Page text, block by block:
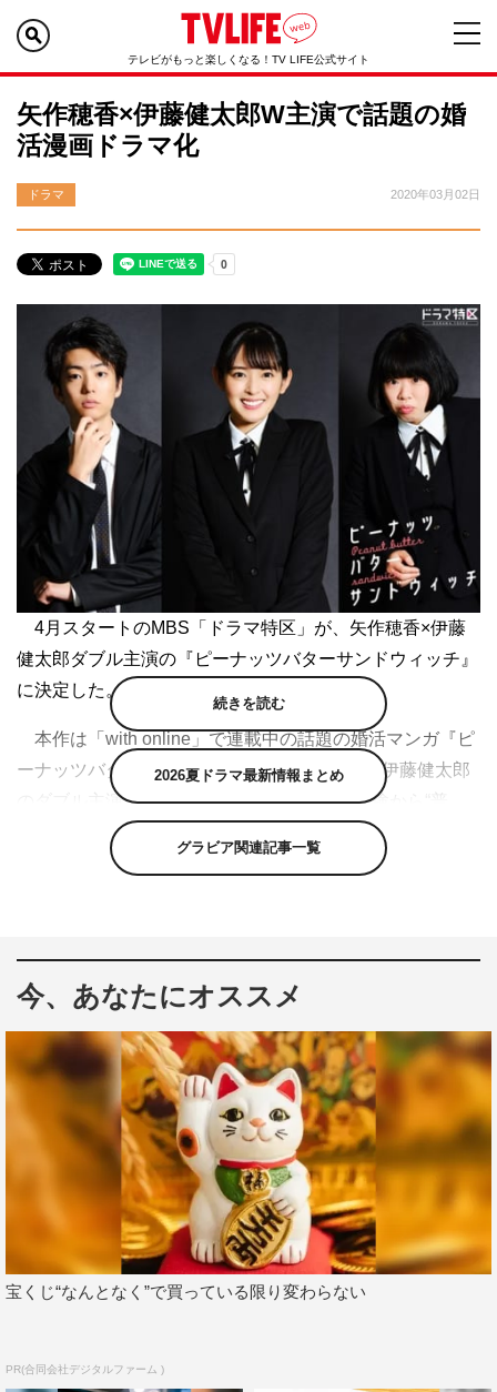
テレビがもっと楽しくなる！TV LIFE公式サイト
矢作穂香×伊藤健太郎W主演で話題の婚
活漫画ドラマ化
ドラマ 2020年03月02日
4月スタートのMBS「ドラマ特区」が、矢作穂香×伊藤
健太郎ダブル主演の『ピーナッツバターサンドウィッチ』
に決定した。
本作は「with online」で連載中の話題の婚活マンガ『ピ
ーナッツバターサンドウィッチ』を矢作穂香×伊藤健太郎
のダブル主演で実写ドラマ化。過去の不倫経験から“普
通”に執着する沙代。長年付き合った彼となかなか次の段
階に進めない美晴。流されやすくいつもセフレ止まりな美
て奮闘するリアルな恋愛模様を描く。
いわゆる婚活ドラマと大きく違うポイントは、婚活をサ
ポートする“謎の組織”ピーナッツバターサンドウィッチー
ズの存在。本作では、政府が女性の選ぶ多様な幸せの形を
サポートする秘密機関を立ち上げた、という独自の世界観
で描かれる。
バリキャリ、セカンドライフ、妊活など、さまざまなカ
テゴリーのなか、ピーナッツバターサンドウィッチーズ
（通称PBS）が担当するのは「婚活」。PBSは、日本女性
の中から婚活女子4人をピックアップし、サポート・研究
していく秘密のトリオだ。
続きを読む
2026夏ドラマ最新情報まとめ
グラビア関連記事一覧
今、あなたにオススメ
宝くじ“なんとなく”で買っている限り変わらない
PR(合同会社デジタルファーム )